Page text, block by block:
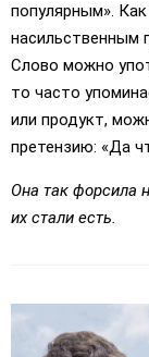
популярным».
насильственным
Слово можно
то часто
или продукт,
претензию: «Да
Она так форсила
их стали есть.